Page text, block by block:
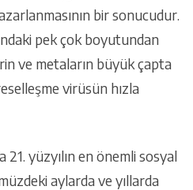
bir sonucudur.
pek çok boyutundan
ve metaların büyük çapta
virüsün hızla
21. yüzyılın en önemli sosyal
aylarda ve yıllarda